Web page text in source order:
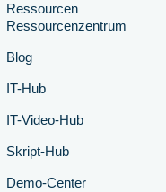
Ressourcen
Ressourcenzentrum
Blog
IT-Hub
IT-Video-Hub
Skript-Hub
Demo-Center